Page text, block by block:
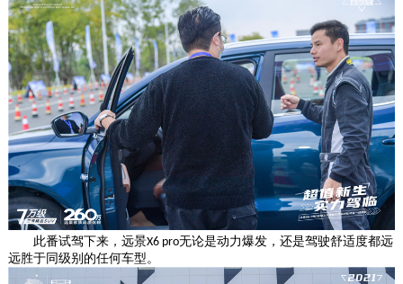
此番试驾下来，远景X6 pro无论是动力爆发，还是驾驶舒适度都远
远胜于同级别的任何车型。